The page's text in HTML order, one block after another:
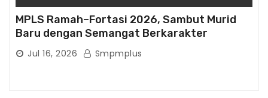
MPLS Ramah–Fortasi 2026, Sambut Murid
Baru dengan Semangat Berkarakter
Jul 16, 2026 Smpmplus